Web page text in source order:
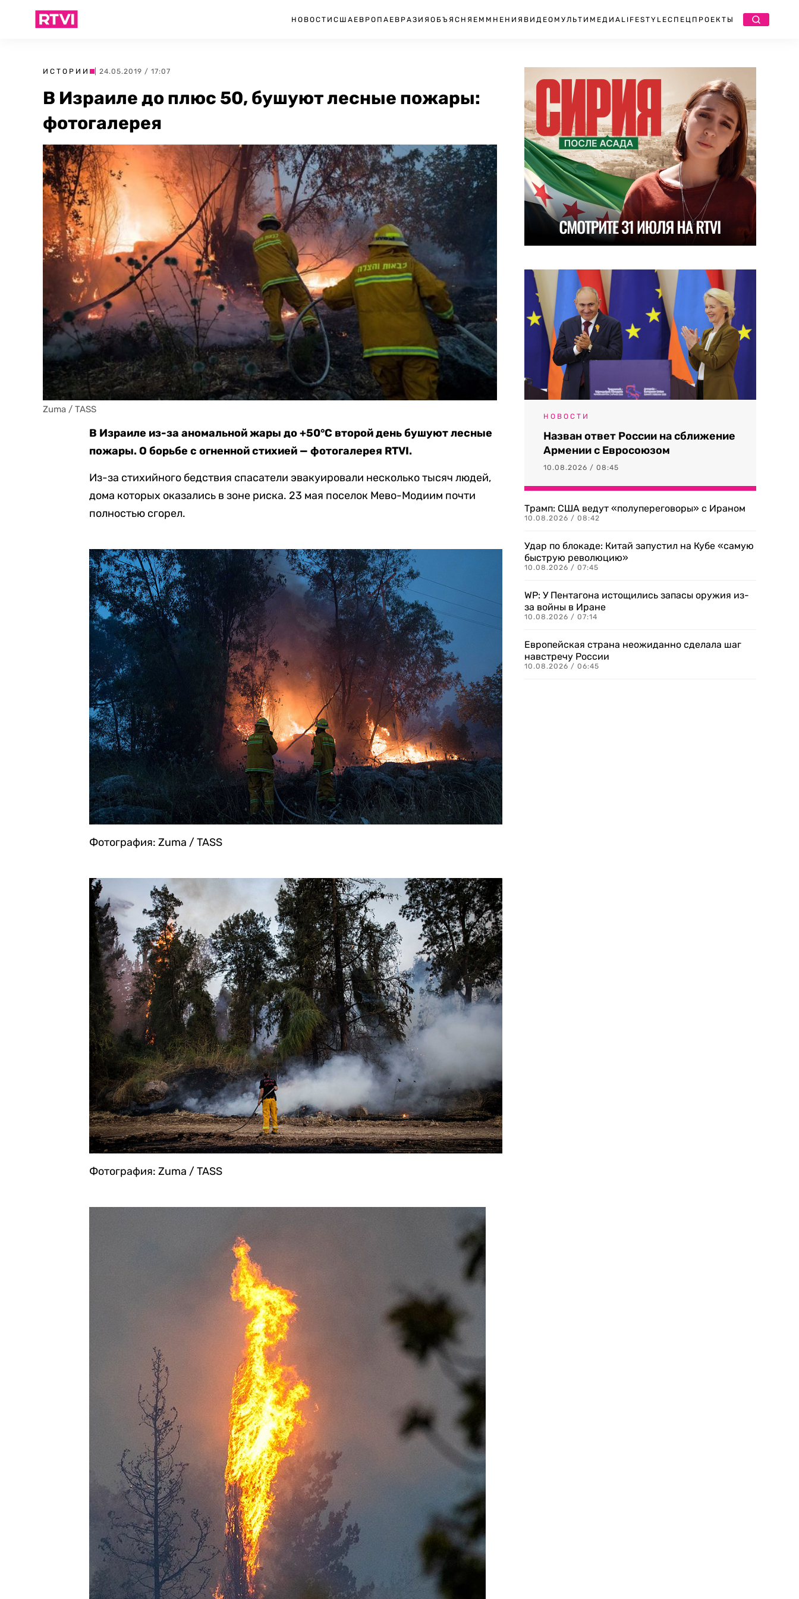
НОВОСТИ США ЕВРОПА ЕВРАЗИЯ ОБЪЯСНЯЕМ МНЕНИЯ ВИДЕО МУЛЬТИМЕДИА LIFESTYLEСПЕЦПРОЕКТЫ
ИСТОРИИ | 24.05.2019 / 17:07
В Израиле до плюс 50, бушуют лесные пожары:
фотогалерея
Zuma / TASS
В Израиле из-за аномальной жары до +50°C второй день бушуют лесные
пожары. О борьбе с огненной стихией — фотогалерея RTVI.
Из-за стихийного бедствия спасатели эвакуировали несколько тысяч людей,
дома которых оказались в зоне риска. 23 мая поселок Мево-Модиим почти
полностью сгорел.
Фотография: Zuma / TASS
Фотография: Zuma / TASS
НОВОСТИ
Назван ответ России на сближение
Армении с Евросоюзом
10.08.2026 / 08:45
Трамп: США ведут «полупереговоры» с Ираном
10.08.2026 / 08:42
Удар по блокаде: Китай запустил на Кубе «самую
быструю революцию»
10.08.2026 / 07:45
WP: У Пентагона истощились запасы оружия из-
за войны в Иране
10.08.2026 / 07:14
Европейская страна неожиданно сделала шаг
навстречу России
10.08.2026 / 06:45